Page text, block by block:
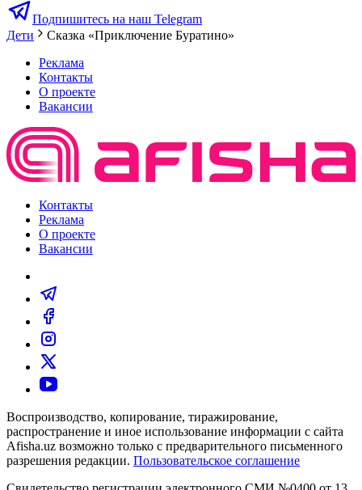
Подпишитесь на наш Telegram
Дети
Сказка «Приключение Буратино»
Реклама
Контакты
О проекте
Вакансии
Контакты
Реклама
О проекте
Вакансии
Воспроизводство, копирование, тиражирование,
распространение и иное использование информации с сайта
Afisha.uz возможно только с предварительного письменного
разрешения редакции. Пользовательское соглашение